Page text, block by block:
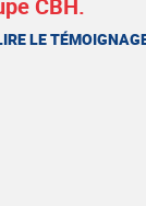
CBH.
LE